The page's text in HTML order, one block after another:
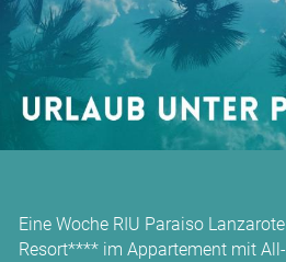
Eine Woche RIU Paraiso Lanzarote
Resort**** im Appartement mit All-